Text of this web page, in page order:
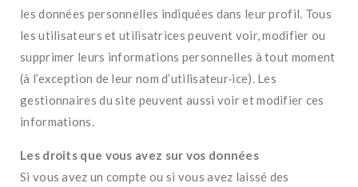
les données personnelles indiquées dans leur profil. Tous
les utilisateurs et utilisatrices peuvent voir, modifier ou
supprimer leurs informations personnelles à tout moment
(à l’exception de leur nom d’utilisateur·ice). Les
gestionnaires du site peuvent aussi voir et modifier ces
informations.
Les droits que vous avez sur vos données
Si vous avez un compte ou si vous avez laissé des